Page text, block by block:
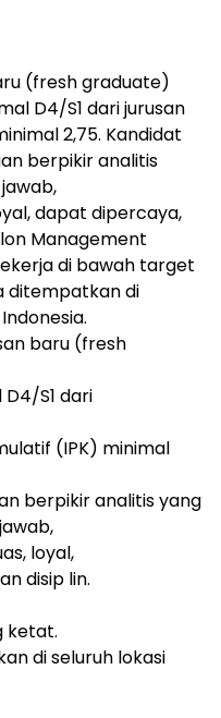
(fresh graduate)
D4/S1 dari jurusan
2,75. Kandidat
berpikir analitis
dapat dipercaya,
Management
di bawah target
ditempatkan di
baru (fresh
S1 dari
(IPK) minimal
berpikir analitis yang
loyal,
disip lin.
ketat.
di seluruh lokasi